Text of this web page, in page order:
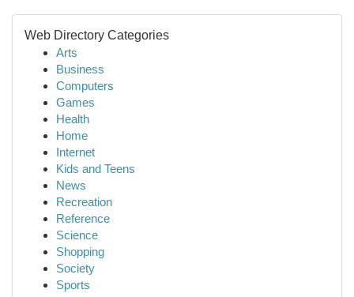
Web Directory Categories
Arts
Business
Computers
Games
Health
Home
Internet
Kids and Teens
News
Recreation
Reference
Science
Shopping
Society
Sports